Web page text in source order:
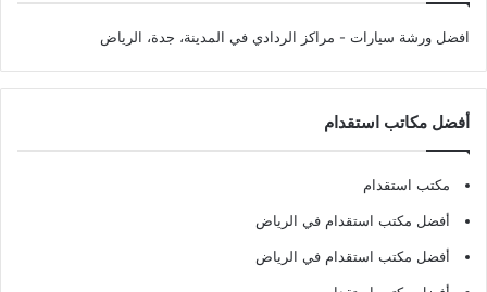
افضل ورشة سيارات - مراكز الردادي في المدينة، جدة، الرياض
أفضل مكاتب استقدام
مكتب استقدام
أفضل مكتب استقدام في الرياض
أفضل مكتب استقدام في الرياض